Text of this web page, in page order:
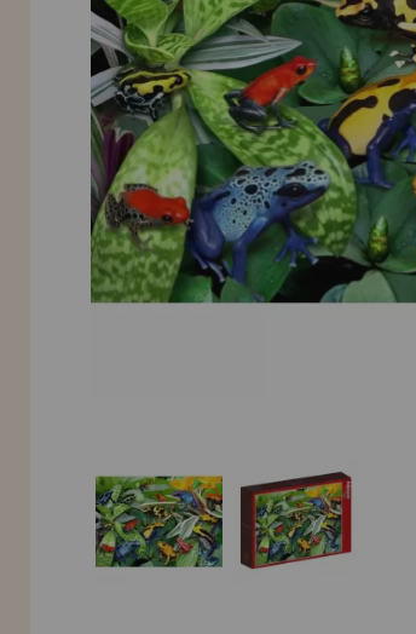
LIQUIDIÉRUNG
INFORMATIONEN
info@puzzleladen.de
NEUER KUNDE